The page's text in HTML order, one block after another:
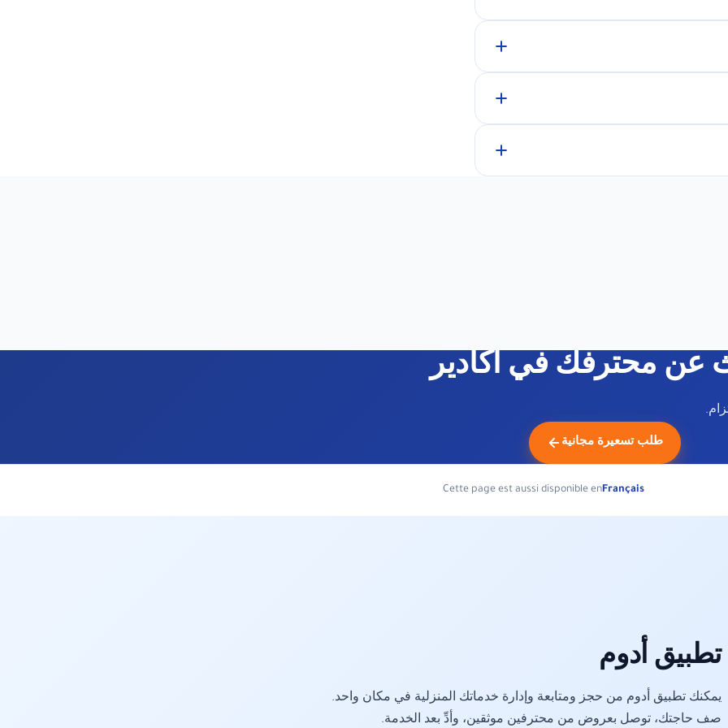
عن محترفك في أكادير
طلب تسعيرة مجانية
Cette page est aussi disponible enFrançais
تطبيق أدوم
يمكنك تطبيق أدوم من حجز ومتابعة وإدارة خدماتك المنزلية في مكان واحد.
صف حاجتك، توصل بعروض من محترفين موثقين، وأدِّ بعد الخدمة.